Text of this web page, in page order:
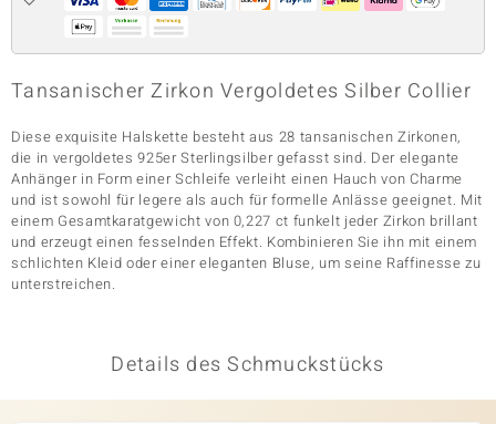
Classics
Tansanischer Zirkon Vergoldetes Silber Collier
Diese exquisite Halskette besteht aus 28 tansanischen Zirkonen,
die in vergoldetes 925er Sterlingsilber gefasst sind. Der elegante
Anhänger in Form einer Schleife verleiht einen Hauch von Charme
und ist sowohl für legere als auch für formelle Anlässe geeignet. Mit
einem Gesamtkaratgewicht von 0,227 ct funkelt jeder Zirkon brillant
und erzeugt einen fesselnden Effekt. Kombinieren Sie ihn mit einem
schlichten Kleid oder einer eleganten Bluse, um seine Raffinesse zu
unterstreichen.
Details des Schmuckstücks